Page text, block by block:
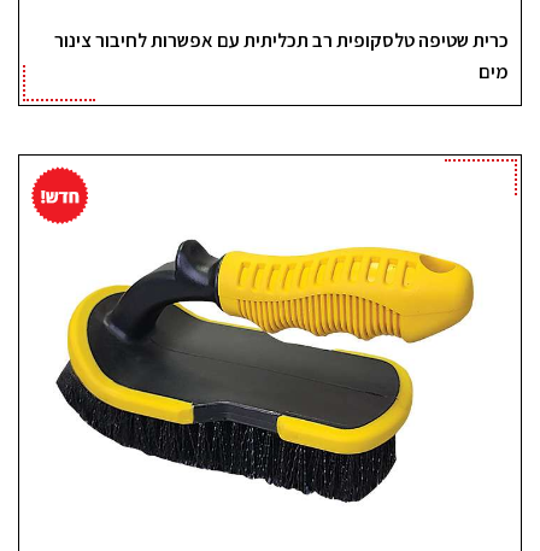
כרית שטיפה טלסקופית רב תכליתית עם אפשרות לחיבור צינור
מים